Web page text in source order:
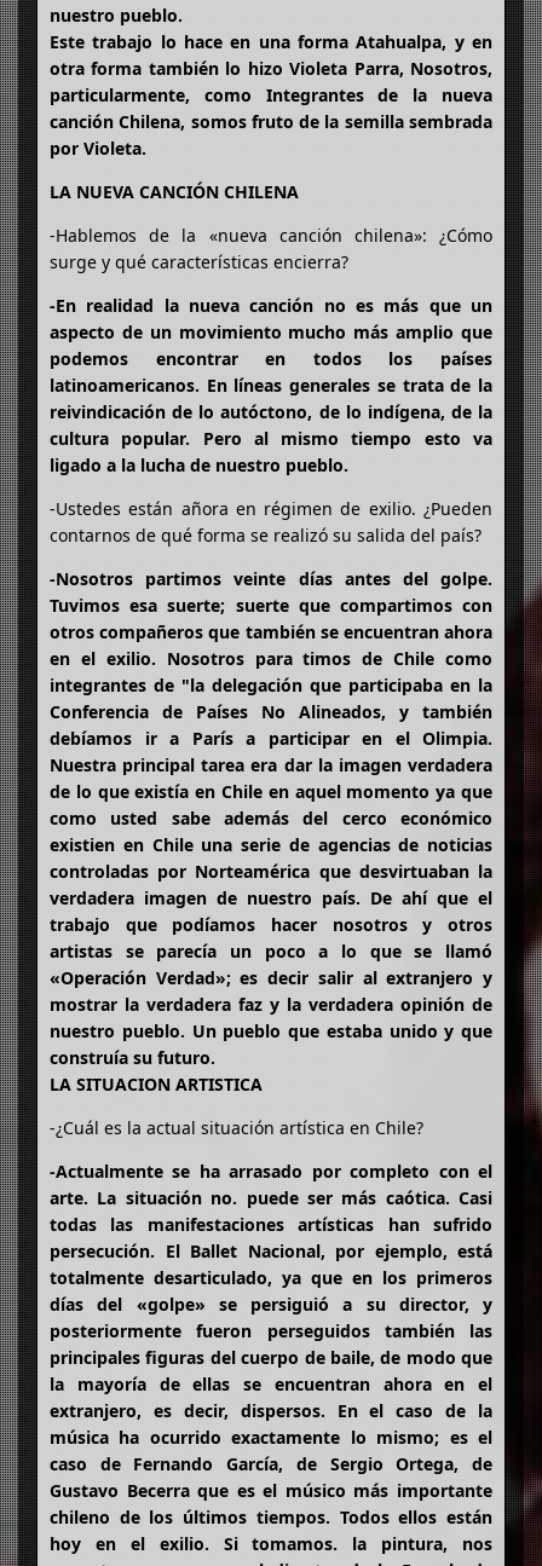
nuestro pueblo.
Este trabajo lo hace en una forma Atahualpa, y en
otra forma también lo hizo Violeta Parra, Nosotros,
particularmente, como Integrantes de la nueva
canción Chilena, somos fruto de la semilla sembrada
por Violeta.
LA NUEVA CANCIÓN CHILENA
-Hablemos de la «nueva canción chilena»: ¿Cómo
surge y qué características encierra?
-En realidad la nueva canción no es más que un
aspecto de un movimiento mucho más amplio que
podemos encontrar en todos los países
latinoamericanos. En líneas generales se trata de la
reivindicación de lo autóctono, de lo indígena, de la
cultura popular. Pero al mismo tiempo esto va
ligado a la lucha de nuestro pueblo.
-Ustedes están añora en régimen de exilio. ¿Pueden
contarnos de qué forma se realizó su salida del país?
-Nosotros partimos veinte días antes del golpe.
Tuvimos esa suerte; suerte que compartimos con
otros compañeros que también se encuentran ahora
en el exilio. Nosotros para timos de Chile como
integrantes de "la delegación que participaba en la
Conferencia de Países No Alineados, y también
debíamos ir a París a participar en el Olimpia.
Nuestra principal tarea era dar la imagen verdadera
de lo que existía en Chile en aquel momento ya que
como usted sabe además del cerco económico
existien en Chile una serie de agencias de noticias
controladas por Norteamérica que desvirtuaban la
verdadera imagen de nuestro país. De ahí que el
trabajo que podíamos hacer nosotros y otros
artistas se parecía un poco a lo que se llamó
«Operación Verdad»; es decir salir al extranjero y
mostrar la verdadera faz y la verdadera opinión de
nuestro pueblo. Un pueblo que estaba unido y que
construía su futuro.
LA SITUACION ARTISTICA
-¿Cuál es la actual situación artística en Chile?
-Actualmente se ha arrasado por completo con el
arte. La situación no. puede ser más caótica. Casi
todas las manifestaciones artísticas han sufrido
persecución. El Ballet Nacional, por ejemplo, está
totalmente desarticulado, ya que en los primeros
días del «golpe» se persiguió a su director, y
posteriormente fueron perseguidos también las
principales figuras del cuerpo de baile, de modo que
la mayoría de ellas se encuentran ahora en el
extranjero, es decir, dispersos. En el caso de la
música ha ocurrido exactamente lo mismo; es el
caso de Fernando García, de Sergio Ortega, de
Gustavo Becerra que es el músico más importante
chileno de los últimos tiempos. Todos ellos están
hoy en el exilio. Si tomamos. la pintura, nos